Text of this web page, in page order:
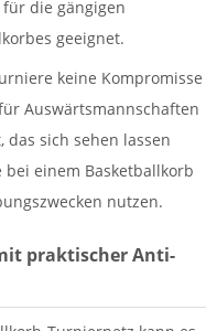
die gängigen
geeignet.
keine Kompromisse
Auswärtsmannschaften
sich sehen lassen
einem Basketballkorb
nutzen.
praktischer Anti-